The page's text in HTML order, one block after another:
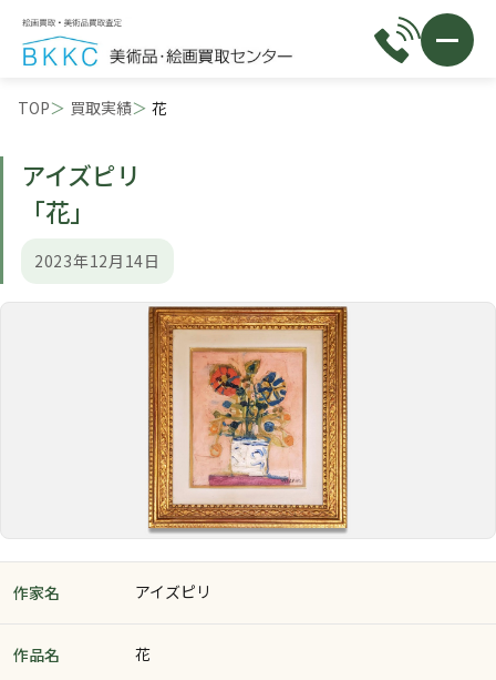
TOP 買取実績 花
アイズピリ
「花」
2023年12月14日
作家名 アイズピリ
作品名 花